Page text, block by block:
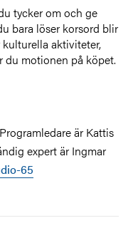
tycker om och ge
bara löser korsord blir
aktiviteter,
du motionen på köpet.
är Kattis
expert är Ingmar
65